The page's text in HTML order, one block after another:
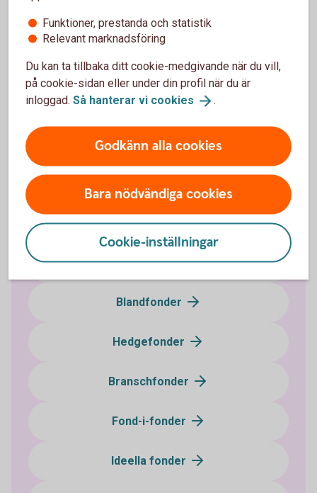
Fondtyper - lär dig mer om olika typer av
Fonder - börjafondspara
Fondtyper
Aktivt förvaltade fonder
Räntefonder
Aktiefonder
Blandfonder
Hedgefonder
Branschfonder
Fond-i-fonder
Ideella fonder
Funktioner, prestanda och statistik
Relevant marknadsföring
Du kan ta tillbaka ditt cookie-medgivande när du vill,
på cookie-sidan eller under din profil när du är
inloggad. Så hanterar vi cookies .
Godkänn alla cookies
Bara nödvändiga cookies
Cookie-inställningar